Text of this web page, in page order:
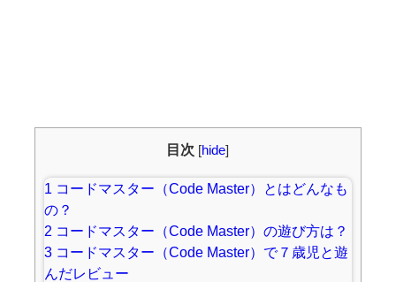
目次 [hide]
1 コードマスター（Code Master）とはどんなも
の？
2 コードマスター（Code Master）の遊び方は？
3コードマスター（Code Master）で７歳児と遊
んだレビュー